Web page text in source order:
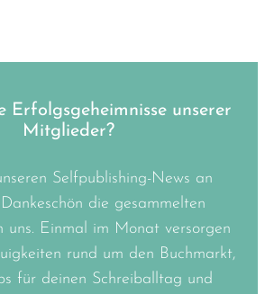
Erfolgsgeheimnisse unserer
Mitglieder?
Selfpublishing-News an
die gesammelten
uns. Einmal im Monat versorgen
rund um den Buchmarkt,
für deinen Schreiballtag und